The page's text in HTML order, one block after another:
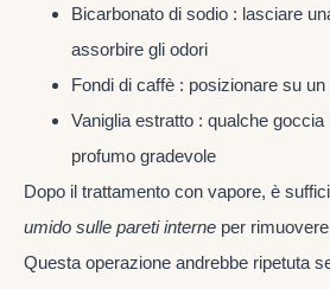
Bicarbonato di sodio : lasciare
assorbire gli odori
Fondi di caffè : posizionare su
Vaniglia estratto : qualche
profumo gradevole
Dopo il trattamento con vapore, è
umido sulle pareti interne per
Questa operazione andrebbe ripetuta